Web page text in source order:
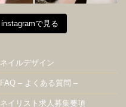
instagramで見る
ネイルデザイン
FAQ – よくある質問 –
ネイリスト求人募集要項